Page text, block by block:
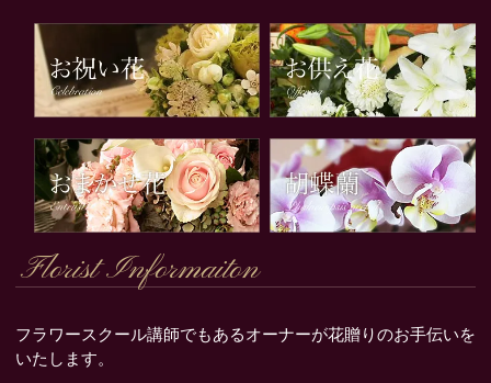
Florist Informaiton
フラワースクール講師でもあるオーナーが花贈りのお手伝いを
いたします。